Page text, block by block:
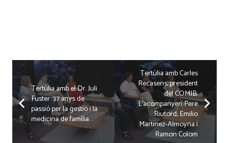
Tertúlia amb el Dr. Juli
Fuster: 37 anys de
passió per la gestió i la
medicina de família
Tertúlia amb Carles
Recasens, president
del COMIB.
L’acompanyen Pere
Riutord, Emilio
Martinez-Almoyna i
Ramon Colom